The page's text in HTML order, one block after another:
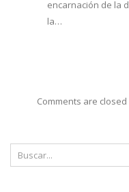
encarnación de la
la…
Comments are closed